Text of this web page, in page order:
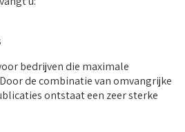
bedrijven die maximale
de combinatie van omvangrijke
ontstaat een zeer sterke